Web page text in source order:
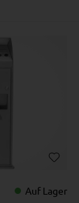
Auf Lager